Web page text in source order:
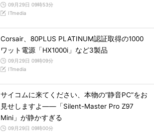
09月29日 09時53分
ITmedia
Corsair、80PLUS PLATINUM認証取得の1000
ワット電源「HX1000i」など3製品
09月29日 09時09分
ITmedia
サイコムに来てください、本物の“静音PC”をお
見せしますよ――「Silent-Master Pro Z97
Mini」が静かすぎる
09月29日 09時00分